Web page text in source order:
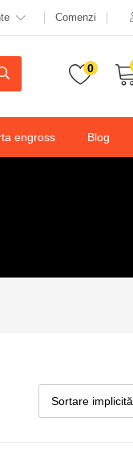
Comenzi
0
engross Blog
Sortare implicită